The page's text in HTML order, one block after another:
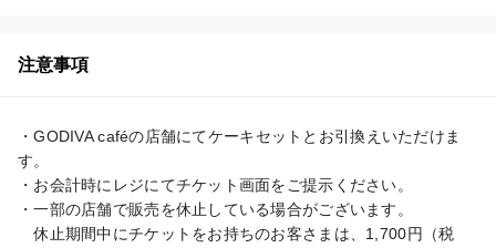
注意事項
・GODIVA caféの店舗にてケーキセットとお引換えいただけま
す。
・お会計時にレジにてチケット画面をご提示ください。
・一部の店舗で販売を休止している場合がございます。
休止期間中にチケットをお持ちのお客さまは、1,700円（税